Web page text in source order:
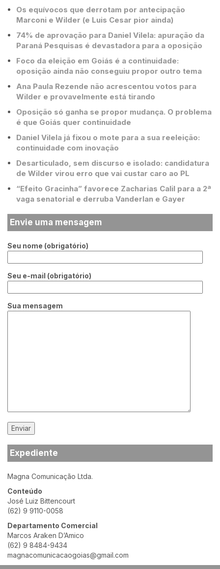
Os equívocos que derrotam por antecipação
Marconi e Wilder (e Luis Cesar pior ainda)
74% de aprovação para Daniel Vilela: apuração da
Paraná Pesquisas é devastadora para a oposição
Foco da eleição em Goiás é a continuidade:
oposição ainda não conseguiu propor outro tema
Ana Paula Rezende não acrescentou votos para
Wilder e provavelmente está tirando
Oposição só ganha se propor mudança. O problema
é que Goiás quer continuidade
Daniel Vilela já fixou o mote para a sua reeleição:
continuidade com inovação
Desarticulado, sem discurso e isolado: candidatura
de Wilder virou erro que vai custar caro ao PL
“Efeito Gracinha” favorece Zacharias Calil para a 2ª
vaga senatorial e derruba Vanderlan e Gayer
Envie uma mensagem
Seu nome (obrigatório)
Seu e-mail (obrigatório)
Sua mensagem
Expediente
Magna Comunicação Ltda.
Conteúdo
José Luiz Bittencourt
(62) 9 9110-0058
Departamento Comercial
Marcos Araken D’Amico
(62) 9 8484-9434
magnacomunicacaogoias@gmail.com